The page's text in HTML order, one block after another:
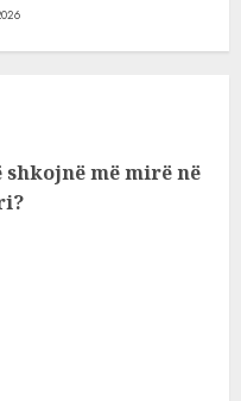
më mirë në